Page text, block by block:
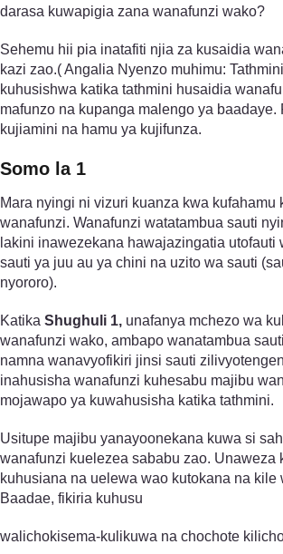
darasa kuwapigia zana wanafunzi wako?
Sehemu hii pia inatafiti njia za kusaidia
kazi zao.( Angalia Nyenzo muhimu:
kuhusishwa katika tathmini husaidia
mafunzo na kupanga malengo ya baadaye.
kujiamini na hamu ya kujifunza.
Somo la 1
Mara nyingi ni vizuri kuanza kwa kufahamu
wanafunzi. Wanafunzi watatambua sauti
lakini inawezekana hawajazingatia utofauti
sauti ya juu au ya chini na uzito wa sauti
nyororo).
Katika Shughuli 1, unafanya mchezo wa
wanafunzi wako, ambapo wanatambua
namna wanavyofikiri jinsi sauti
inahusisha wanafunzi kuhesabu majibu
mojawapo ya kuwahusisha katika tathmini.
Usitupe majibu yanayoonekana kuwa si
wanafunzi kuelezea sababu zao. Unaweza
kuhusiana na uelewa wao kutokana na kile
Baadae, fikiria kuhusu
walichokisema-kulikuwa na chochote